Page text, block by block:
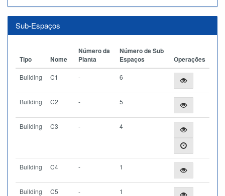
Sub-Espaços
Tipo Nome
Número da
Planta
Número de Sub
Espaços
Operações
Building C1 - 6
Building C2 - 5
Building C3 - 4
Building C4 - 1
Building C5 - 1